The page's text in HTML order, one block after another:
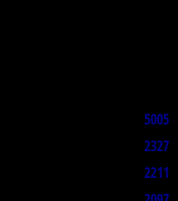
5005
2327
2211